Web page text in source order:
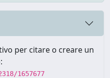
per citare o creare un
1657677